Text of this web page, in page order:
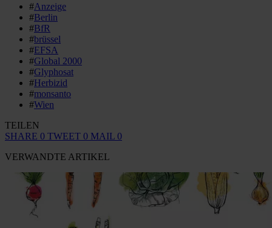
#Anzeige
#Berlin
#BfR
#brüssel
#EFSA
#Global 2000
#Glyphosat
#Herbizid
#monsanto
#Wien
TEILEN
SHARE 0 TWEET 0 MAIL 0
VERWANDTE ARTIKEL